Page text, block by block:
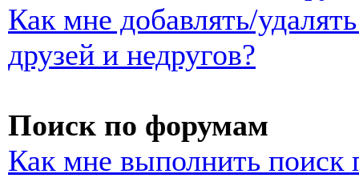
Как мне добавлять/
друзей и недругов?
Поиск по форумам
Как мне выполнить